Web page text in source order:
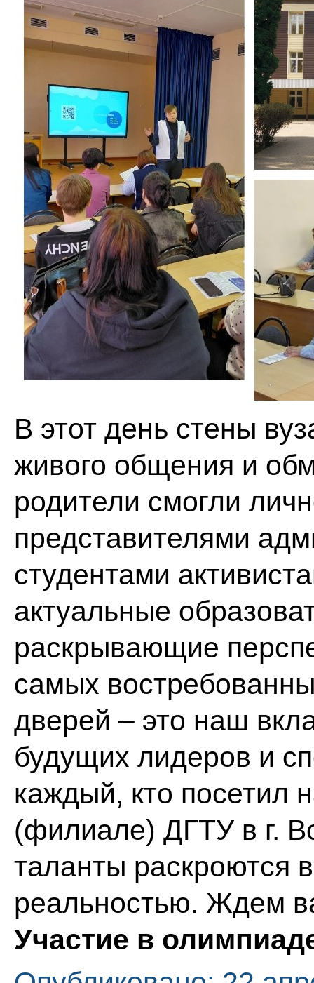
В этот день стены
живого общения и
родители смогли
представителями
студентами
актуальные
раскрывающие
самых
дверей – это наш
будущих лидеров и
каждый, кто посетил
(филиале) ДГТУ в г.
таланты раскроются
реальностью. Ждем
Участие в